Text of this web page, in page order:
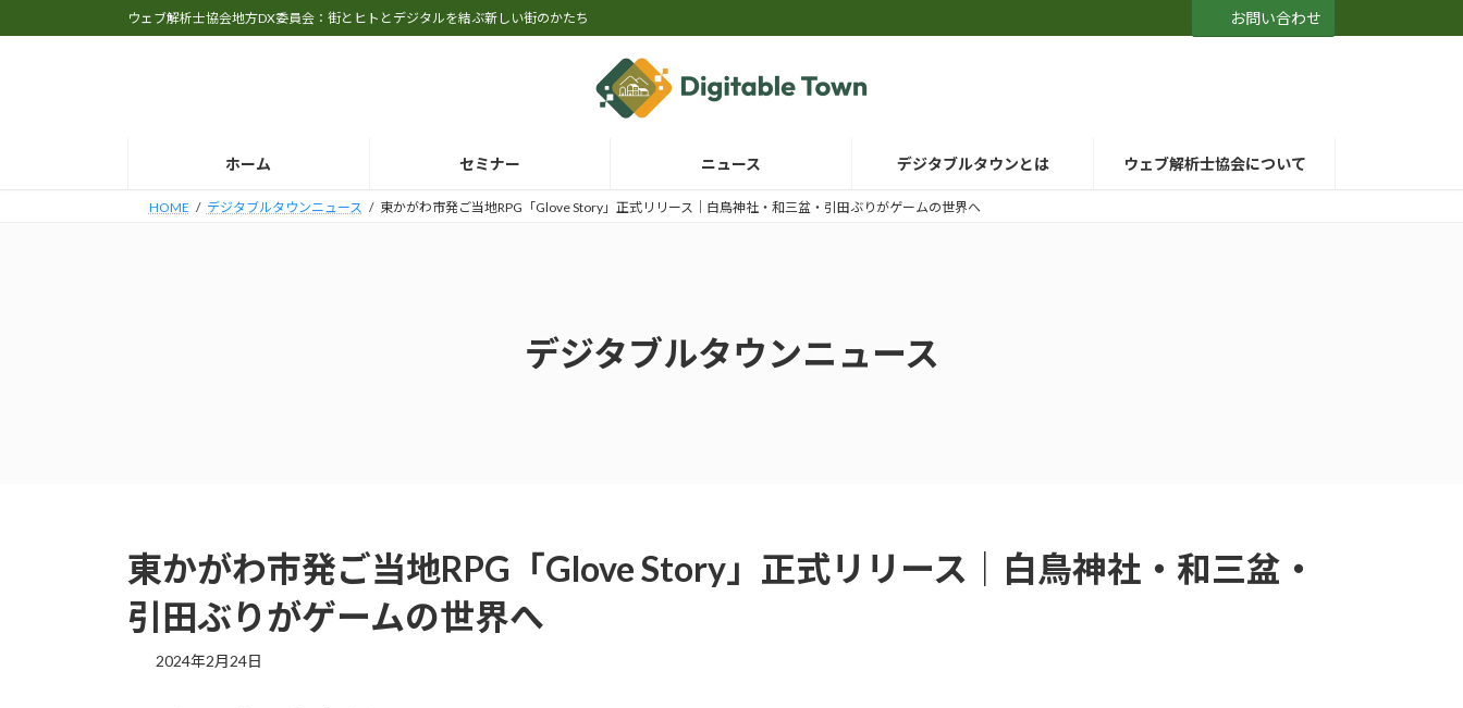
ン
ビ
ウェブ解析士協会地方DX委員会：街とヒトとデジタルを結ぶ新しい街のかたち お問い合わせ
ホーム セミナー ニュース デジタブルタウンとは ウェブ解析士協会について
HOME デジタブルタウンニュース 東かがわ市発ご当地RPG「Glove Story」正式リリース｜白鳥神社・和三盆・引田ぶりがゲームの世界へ
デジタブルタウンニュース
東かがわ市発ご当地RPG「Glove Story」正式リリース｜白鳥神社・和三盆・
引田ぶりがゲームの世界へ
2024年2月24日